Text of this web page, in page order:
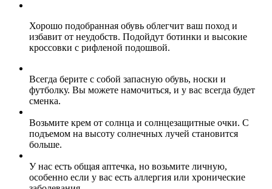
Хорошо подобранная обувь облегчит ваш поход и
избавит от неудобств. Подойдут ботинки и высокие
кросcовки с рифленой подошвой.
Всегда берите с собой запасную обувь, носки и
футболку. Вы можете намочиться, и у вас всегда будет
сменка.
Возьмите крем от солнца и солнцезащитные очки. С
подъемом на высоту солнечных лучей становится
больше.
У нас есть общая аптечка, но возьмите личную,
особенно если у вас есть аллергия или хронические